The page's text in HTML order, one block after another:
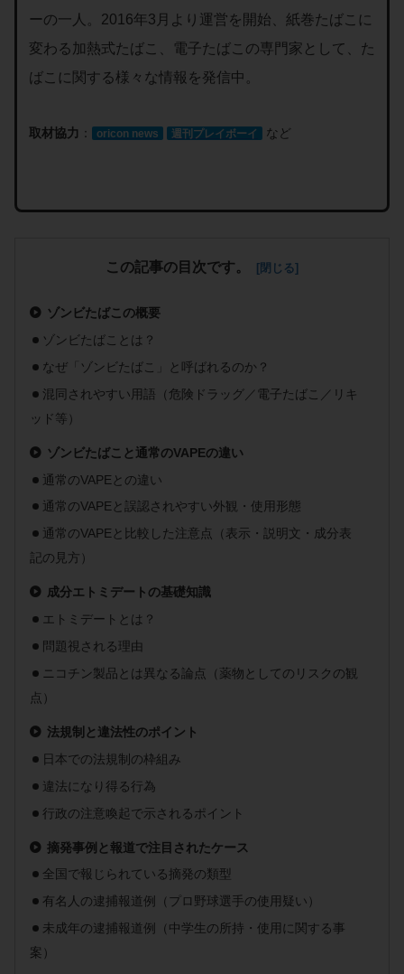
ーの一人。2016年3月より運営を開始、紙巻たばこに
変わる加熱式たばこ、電子たばこの専門家として、た
ばこに関する様々な情報を発信中。
取材協力 ： oricon news 週刊プレイボーイ など
この記事の目次です。
ゾンビたばこの概要
ゾンビたばことは？
なぜ「ゾンビたばこ」と呼ばれるのか？
混同されやすい用語（危険ドラッグ／電子たばこ／リキ
ッド等）
ゾンビたばこと通常のVAPEの違い
通常のVAPEとの違い
通常のVAPEと誤認されやすい外観・使用形態
通常のVAPEと比較した注意点（表示・説明文・成分表
記の見方）
成分エトミデートの基礎知識
エトミデートとは？
問題視される理由
ニコチン製品とは異なる論点（薬物としてのリスクの観
点）
法規制と違法性のポイント
日本での法規制の枠組み
違法になり得る行為
行政の注意喚起で示されるポイント
摘発事例と報道で注目されたケース
全国で報じられている摘発の類型
有名人の逮捕報道例（プロ野球選手の使用疑い）
未成年の逮捕報道例（中学生の所持・使用に関する事
案）